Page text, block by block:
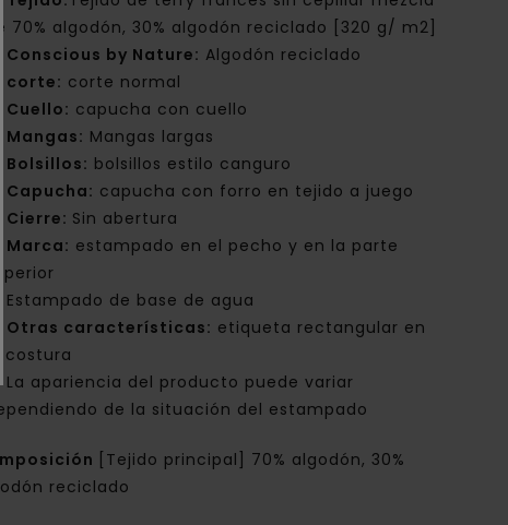
70% algodón, 30% algodón reciclado [320 g/ m2]
Conscious by Nature: Algodón reciclado
corte: corte normal
Cuello: capucha con cuello
Mangas: Mangas largas
Bolsillos: bolsillos estilo canguro
Capucha: capucha con forro en tejido a juego
Cierre: Sin abertura
Marca: estampado en el pecho y en la parte
Estampado de base de agua
Otras características: etiqueta rectangular en
costura
La apariencia del producto puede variar
de la situación del estampado
[Tejido principal] 70% algodón, 30%
reciclado